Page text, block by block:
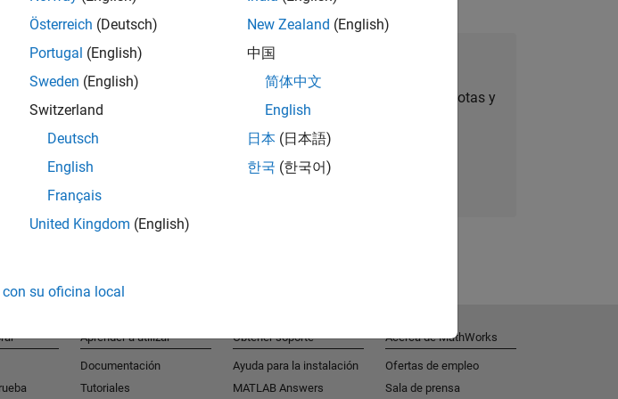
Súmese a Talent Network
Reciba alertas de empleo personalizadas, anécdotas y
noticias sobre la empresa.
Súmese hoy mismo
Österreich (Deutsch)
Portugal (English)
Sweden (English)
Switzerland
Deutsch
English
Français
United Kingdom (English)
New Zealand (English)
中国
简体中文
English
日本 (日本語)
한국 (한국어)
su oficina local
Aprender a utilizar
Documentación
Tutoriales
Obtener soporte
Ayuda para la instalación
MATLAB Answers
Acerca de MathWorks
Ofertas de empleo
Sala de prensa